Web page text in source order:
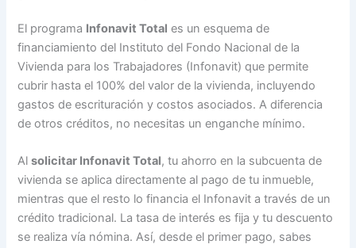
El programa Infonavit Total es un esquema de
financiamiento del Instituto del Fondo Nacional de la
Vivienda para los Trabajadores (Infonavit) que permite
cubrir hasta el 100% del valor de la vivienda, incluyendo
gastos de escrituración y costos asociados. A diferencia
de otros créditos, no necesitas un enganche mínimo.
Alsolicitar Infonavit Total, tu ahorro en la subcuenta de
vivienda se aplica directamente al pago de tu inmueble,
mientras que el resto lo financia el Infonavit a través de un
crédito tradicional. La tasa de interés es fija y tu descuento
se realiza vía nómina. Así, desde el primer pago, sabes